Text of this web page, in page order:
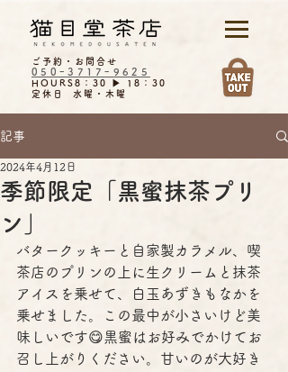
ご予約・お問合せ
050ｰ3717ｰ9625
HOURS8：30 ▶︎ 18：30
定休日 水曜・木曜
記事
季節限定「黒蜜抹茶プリ
ン」
2024年4月12日
バタークッキーと自家製カラメル、喫
茶店のプリンの上に生クリームと抹茶
アイスを乗せて、白玉あずきもなかを
乗せました。この最中が小さいけど美
味しいです😋黒蜜はお好みでかけてお
召し上がりください。甘いのが大好き